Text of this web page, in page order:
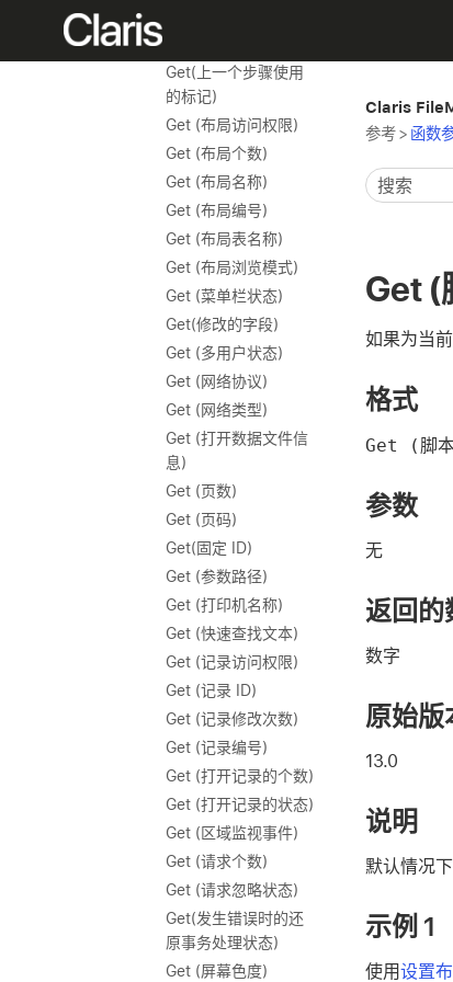
Get(上一个步骤使用
的标记)
Get (布局访问权限)
Get (布局个数)
Get (布局名称)
Get (布局编号)
Get (布局表名称)
Get (布局浏览模式)
Get (菜单栏状态)
Get(修改的字段)
Get (多用户状态)
Get (网络协议)
Get (网络类型)
Get (打开数据文件信
息)
Get (页数)
Get (页码)
Get(固定 ID)
Get (参数路径)
Get (打印机名称)
Get (快速查找文本)
Get (记录访问权限)
Get (记录 ID)
Get (记录修改次数)
Get (记录编号)
Get (打开记录的个数)
Get (打开记录的状态)
Get (区域监视事件)
Get (请求个数)
Get (请求忽略状态)
Get(发生错误时的还
原事务处理状态)
Get (屏幕色度)
Claris
参考> 函数
Get (
如果为当
格式
Get (脚
参数
无
返回的
数字
原始版
13.0
说明
默认情况
示例 1
使用设置